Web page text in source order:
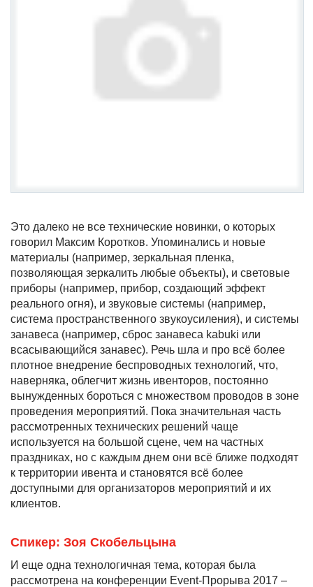
Это далеко не все технические новинки, о которых
говорил Максим Коротков. Упоминались и новые
материалы (например, зеркальная пленка,
позволяющая зеркалить любые объекты), и световые
приборы (например, прибор, создающий эффект
реального огня), и звуковые системы (например,
система пространственного звукоусиления), и системы
занавеса (например, сброс занавеса kabuki или
всасывающийся занавес). Речь шла и про всё более
плотное внедрение беспроводных технологий, что,
наверняка, облегчит жизнь ивенторов, постоянно
вынужденных бороться с множеством проводов в зоне
проведения мероприятий. Пока значительная часть
рассмотренных технических решений чаще
используется на большой сцене, чем на частных
праздниках, но с каждым днем они всё ближе подходят
к территории ивента и становятся всё более
доступными для организаторов мероприятий и их
клиентов.
Спикер: Зоя Скобельцына
И еще одна технологичная тема, которая была
рассмотрена на конференции Event-Прорыва 2017 –